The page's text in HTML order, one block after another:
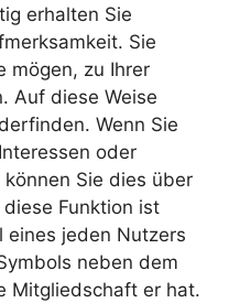
erhalten Sie
Sie
mögen, zu Ihrer
Auf diese Weise
Wenn Sie
oder
Sie dies über
Funktion ist
eines jeden Nutzers
neben dem
Mitgliedschaft er hat.